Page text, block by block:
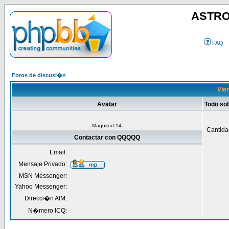
FAQ
Foros de discusi�n
Avatar Todo
Magnitud 14
Contactar con QQQQQ
Email:
Mensaje Privado:
MSN Messenger:
Yahoo Messenger:
Direcci�n AIM:
N�mero ICQ: